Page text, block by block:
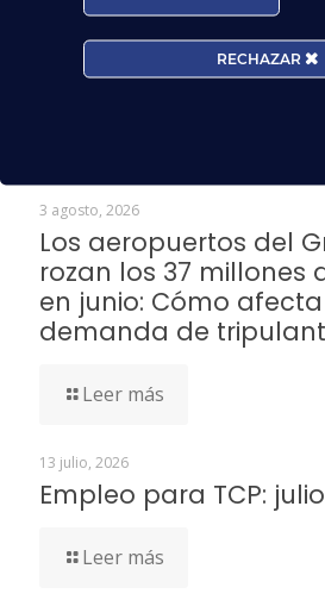
Enlace:Iberia Express
3 agosto, 2026
Los aeropuertos del
rozan los 37 millones
en junio: Cómo
demanda de
Leer más
13 julio, 2026
Empleo para TCP:
Leer más
RECHAZAR